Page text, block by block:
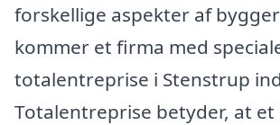
forskellige aspekter af
kommer et firma med
totalentreprise i Stenstrup
Totalentreprise betyder, at